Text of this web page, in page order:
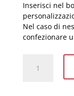
Inserisci nel
Nel caso di
confezionare